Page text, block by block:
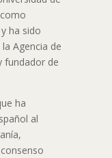
ha sido
Agencia de
fundador de
ha
al